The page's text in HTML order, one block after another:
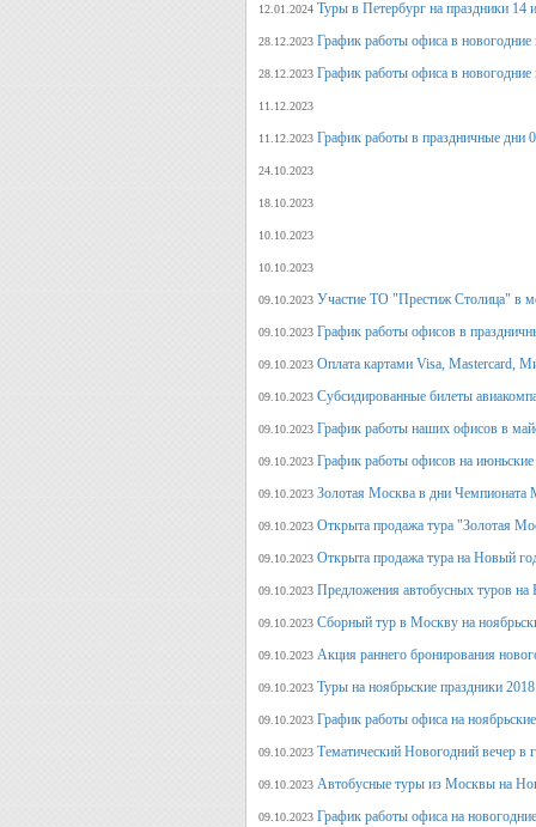
12.01.2024 Туры в Петербург на праздники 14
28.12.2023 График работы офиса в новогодние
28.12.2023 График работы офиса в новогодние
11.12.2023
11.12.2023 График работы в праздничные дни
24.10.2023
18.10.2023
10.10.2023
10.10.2023
09.10.2023 Участие ТО "Престиж Столица" в
09.10.2023 График работы офисов в
09.10.2023 Оплата картами Visa, Mastercard,
09.10.2023 Субсидированные билеты
09.10.2023 График работы наших офисов в
09.10.2023 График работы офисов на
09.10.2023 Золотая Москва в дни Чемпионата
09.10.2023 Открыта продажа тура "Золотая
09.10.2023 Открыта продажа тура на Новый
09.10.2023 Предложения автобусных туров
09.10.2023 Сборный тур в Москву на
09.10.2023 Акция раннего бронирования
09.10.2023 Туры на ноябрьские праздники 2018
09.10.2023 График работы офиса на
09.10.2023 Тематический Новогодний вечер
09.10.2023 Автобусные туры из Москвы на
09.10.2023 График работы офиса на